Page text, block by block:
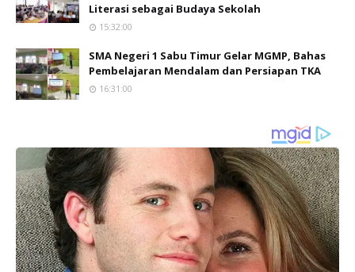
Literasi sebagai Budaya Sekolah
15:32:00
SMA Negeri 1 Sabu Timur Gelar MGMP, Bahas
Pembelajaran Mendalam dan Persiapan TKA
16:31:00